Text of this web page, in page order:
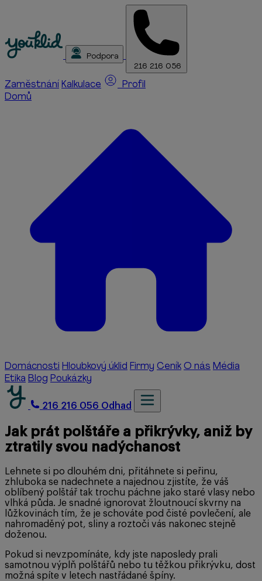
Podpora
216 216 056
Zaměstnání Kalkulace
Profil
Domů
Domácnosti Hloubkový úklid Firmy Ceník O nás Média
Etika Blog Poukázky
216 216 056 Odhad
Jak prát polštáře a přikrývky, aniž by
ztratily svou nadýchanost
Lehnete si po dlouhém dni, přitáhnete si peřinu,
zhluboka se nadechnete a najednou zjistíte, že váš
oblíbený polštář tak trochu páchne jako staré vlasy nebo
vlhká půda. Je snadné ignorovat žloutnoucí skvrny na
lůžkovinách tím, že je schováte pod čisté povlečení, ale
nahromaděný pot, sliny a roztoči vás nakonec stejně
doženou.
Pokud si nevzpomínáte, kdy jste naposledy prali
samotnou výplň polštářů nebo tu těžkou přikrývku, dost
možná spíte v letech nastřádané špíny.